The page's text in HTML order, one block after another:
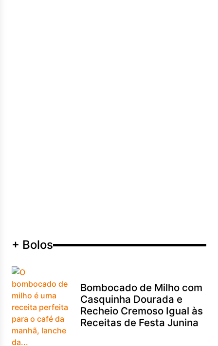
+ Bolos
Bombocado de Milho com
Casquinha Dourada e
Recheio Cremoso Igual às
Receitas de Festa Junina